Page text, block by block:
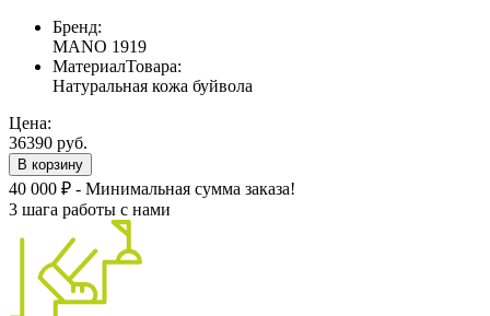
Бренд:
MANO 1919
МатериалТовара:
Натуральная кожа буйвола
Цена:
36390 руб.
В корзину
40 000 ₽ - Минимальная сумма заказа!
3 шага работы с нами